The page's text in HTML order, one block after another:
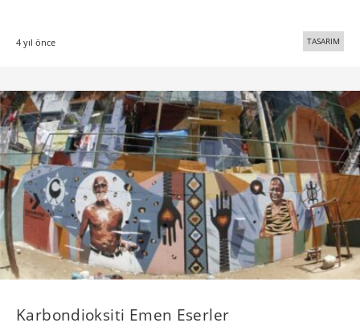
4 yıl önce TASARIM
Karbondioksiti Emen Eserler